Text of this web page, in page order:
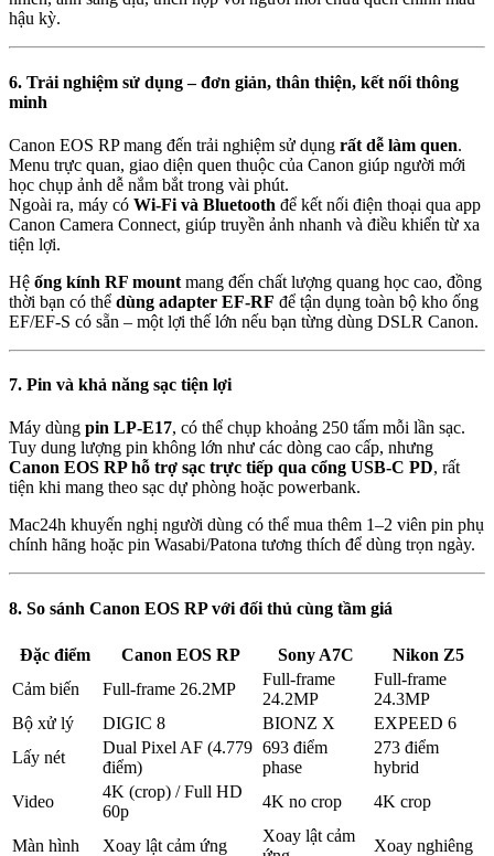
hậu kỳ.
6. Trải nghiệm sử dụng – đơn giản, thân thiện, kết nối thông
minh
Canon EOS RP mang đến trải nghiệm sử dụng rất dễ làm quen.
Menu trực quan, giao diện quen thuộc của Canon giúp người mới
học chụp ảnh dễ nắm bắt trong vài phút.
Ngoài ra, máy có Wi-Fi và Bluetooth để kết nối điện thoại qua app
Canon Camera Connect, giúp truyền ảnh nhanh và điều khiển từ xa
tiện lợi.
Hệ ống kính RF mount mang đến chất lượng quang học cao, đồng
thời bạn có thể dùng adapter EF-RF để tận dụng toàn bộ kho ống
EF/EF-S có sẵn – một lợi thế lớn nếu bạn từng dùng DSLR Canon.
7. Pin và khả năng sạc tiện lợi
Máy dùng pin LP-E17, có thể chụp khoảng 250 tấm mỗi lần sạc.
Tuy dung lượng pin không lớn như các dòng cao cấp, nhưng
Canon EOS RP hỗ trợ sạc trực tiếp qua cổng USB-C PD, rất
tiện khi mang theo sạc dự phòng hoặc powerbank.
Mac24h khuyến nghị người dùng có thể mua thêm 1–2 viên pin phụ
chính hãng hoặc pin Wasabi/Patona tương thích để dùng trọn ngày.
8. So sánh Canon EOS RP với đối thủ cùng tầm giá
Đặc điểm Canon EOS RP Sony A7C
Nikon Z5
Cảm biến
Full-frame 26.2MP
Full-frame
24.2MP
Full-frame
24.3MP
Bộ xử lý
DIGIC 8 BIONZ X
EXPEED 6
Lấy nét
Dual Pixel AF (4.779
điểm)
693 điểm
phase
273 điểm
hybrid
Video
4K (crop) / Full HD
60p
4K no crop 4K crop
Màn hình Xoay lật cảm ứng
Xoay lật cảm
Xoay nghiêng